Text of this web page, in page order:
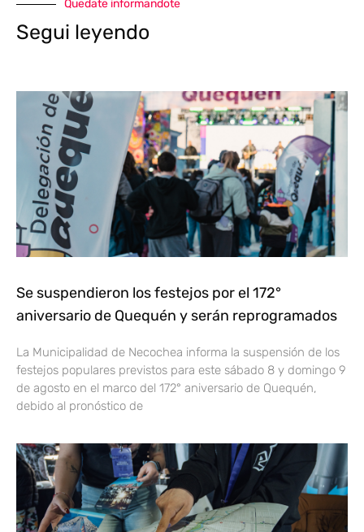
Quedate informandote
Segui leyendo
Se suspendieron los festejos por el 172°
aniversario de Quequén y serán reprogramados
La Municipalidad de Necochea informa la suspensión de los
festejos populares previstos para este sábado 8 y domingo 9
de agosto en el marco del 172° aniversario de Quequén,
debido al pronóstico de